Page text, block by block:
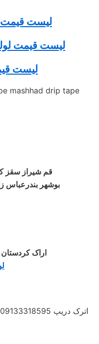
لیست قیمت
لیست قیمت
لیست
mashhad drip tape
قم شیراز سقز
بوشهر بندرعباس
اراک کردستان
– اترک دریپ 09133318595 تولیدی نوار آبیاری